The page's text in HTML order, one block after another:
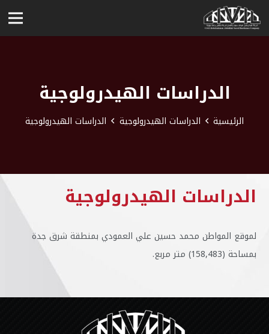
الدراسات الهيدرولوجية
الرئيسية الدراسات الهيدرولوجية الدراسات الهيدرولوجية
الدراسات الهيدرولوجية
لموقع المواطن محمد حسين علي العمودي بمنطقة شرق جدة
بمساحة (158,483) متر مربع.